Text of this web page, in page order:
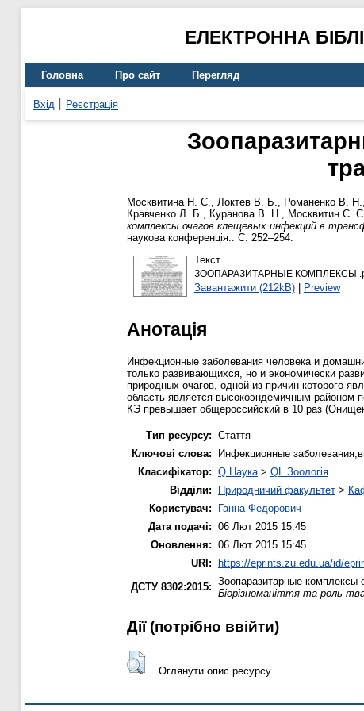
ЕЛЕКТРОННА
Головна Про сайт Перегляд
Вхід Реєстрація
Москвитина Н. С., Локтев В. Б., Романенко В. Н.,
Кравченко Л. Б., Куранова В. Н., Москвитин С.
комплексы очагов клещевых инфекций в
наукова конференція.. С. 252–254.
Текст
ЗООПАРАЗИТАРНЫЕ КОМПЛЕКСЫ
Завантажити (212kB)| Preview
Анотація
Инфекционные заболевания человека и
только развивающихся, но и экономически
природных очагов, одной из причин которого
область является высокоэндемичным
КЭ превышает общероссийский в 10 раз
Тип ресурсу: Стаття
Ключові слова:
Инфекционные
Класифікатор: Q Наука > QL Зоологія
Відділи:
Природничий факультет >
Користувач:
Ганна Федорович
Дата подачі: 06 Лют 2015 15:45
Оновлення: 06 Лют 2015 15:45
URI: https://eprints.zu.edu.ua/id/
ДСТУ 8302:2015: Зоопаразитарные комплексы
Біорізноманіття та роль
Дії ​​(потрібно ввійти)
Оглянути опис ресурсу